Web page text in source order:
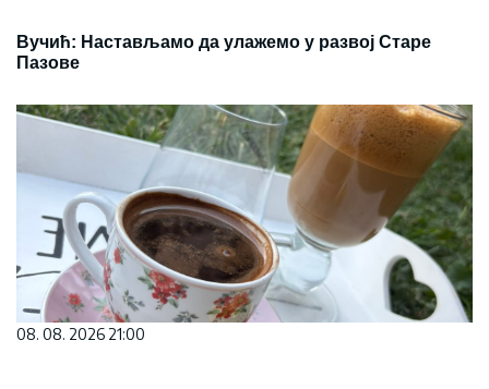
Вучић: Настављамо да улажемо у развој Старе
Пазове
08. 08. 2026 21:00